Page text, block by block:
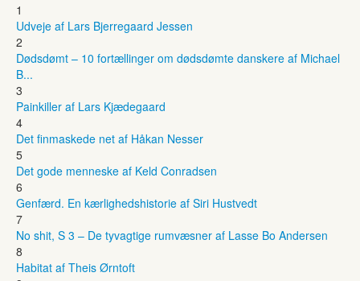
1
Udveje af Lars Bjerregaard Jessen
2
Dødsdømt – 10 fortællinger om dødsdømte danskere af Michael
B...
3
Painkiller af Lars Kjædegaard
4
Det finmaskede net af Håkan Nesser
5
Det gode menneske af Keld Conradsen
6
Genfærd. En kærlighedshistorie af Siri Hustvedt
7
No shit, S 3 – De tyvagtige rumvæsner af Lasse Bo Andersen
8
Habitat af Theis Ørntoft